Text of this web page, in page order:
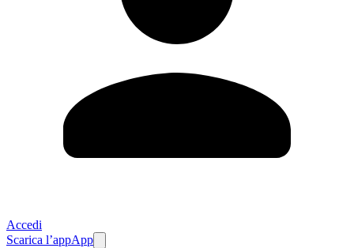
Accedi
Scarica l’appApp